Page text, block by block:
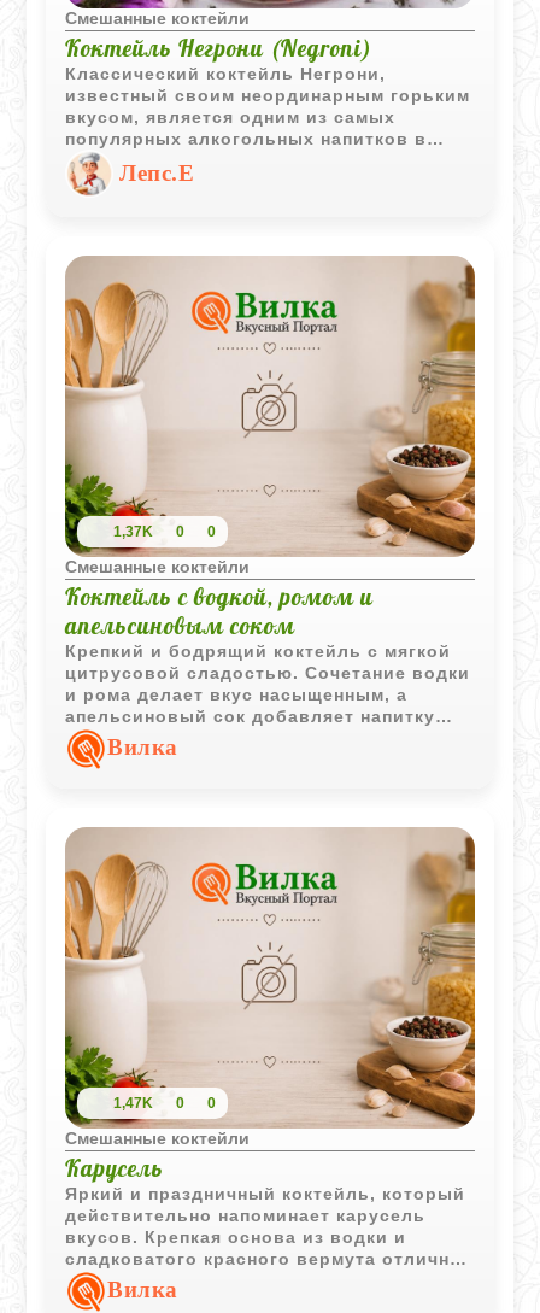
Смешанные коктейли
Коктейль Негрони (Negroni)
Классический коктейль Негрони,
известный своим неординарным горьким
вкусом, является одним из самых
популярных алкогольных напитков в
мире. Его уникальный вкус создается
благодаря сочетанию джина, сладкого
Лепс.Е
1,37K 0 0
Смешанные коктейли
Коктейль с водкой, ромом и
апельсиновым соком
Крепкий и бодрящий коктейль с мягкой
цитрусовой сладостью. Сочетание водки
и рома делает вкус насыщенным, а
апельсиновый сок добавляет напитку
свежесть и более легкое послевкусие.
Вилка
1,47K 0 0
Смешанные коктейли
Карусель
Яркий и праздничный коктейль, который
действительно напоминает карусель
вкусов. Крепкая основа из водки и
сладковатого красного вермута отлично
гармонирует с игристым шампанским,
делая напиток в меру пьянящим и очень
Вилка